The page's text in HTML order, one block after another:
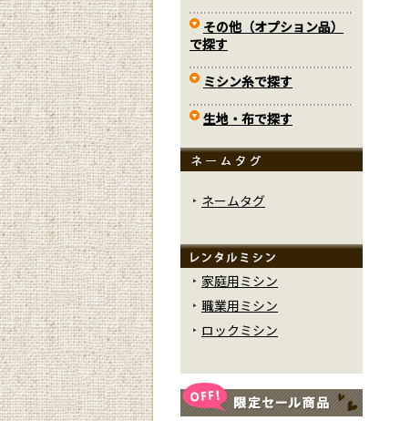
その他（オプション品）
で探す
ミシン糸で探す
生地・布で探す
ネームタグ
家庭用ミシン
職業用ミシン
ロックミシン